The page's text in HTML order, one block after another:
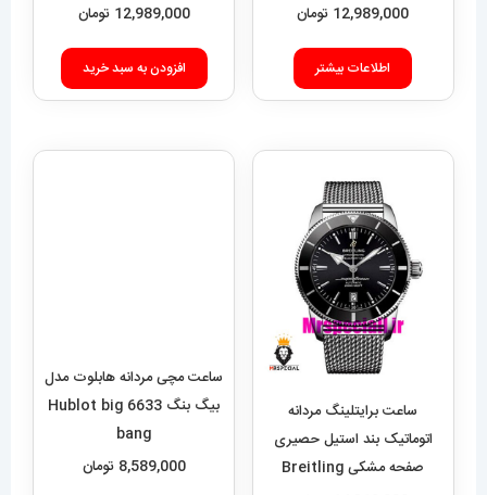
ساعت برایتلینگ مردانه
اتوماتیک بند استیل حصیری
Super Ocean 020955
14,319,000تومان
افزودن به سبد خرید